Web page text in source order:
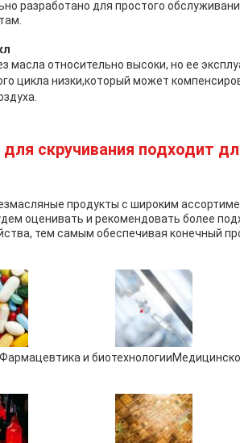
разработано для простого
масла относительно высоки, но ее
цикла низки,который может
скручивания подходит
продукты с широким
оценивать и рекомендовать более
тем самым обеспечивая конечный
и биотехнологии